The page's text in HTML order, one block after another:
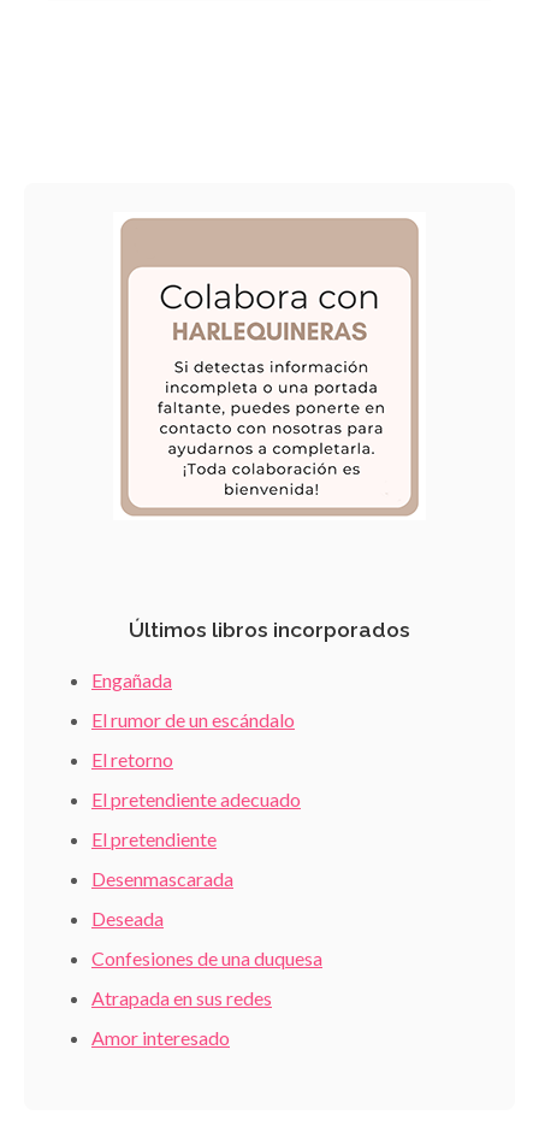
Últimos libros incorporados
Engañada
El rumor de un escándalo
El retorno
El pretendiente adecuado
El pretendiente
Desenmascarada
Deseada
Confesiones de una duquesa
Atrapada en sus redes
Amor interesado